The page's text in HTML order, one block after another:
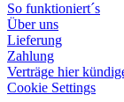
So funktioniert´s
Über uns
Lieferung
Zahlung
Verträge hier
Cookie Settings